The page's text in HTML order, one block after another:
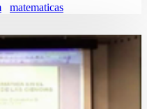
matematicas